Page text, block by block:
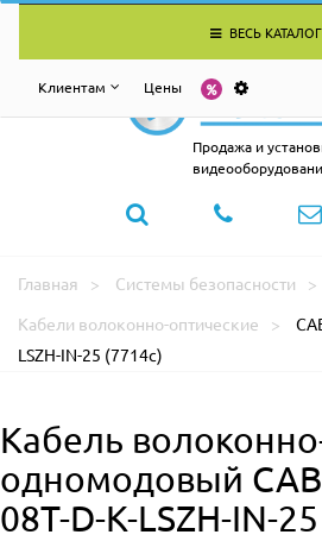
ВЕСЬ КАТАЛОГ
Клиентам Цены
Продажа и
Главная Системы безопасности
Кабели волоконно-оптические
LSZH-IN-25 (7714c)
Кабель
одномодовый
08T-D-K-LSZH-IN-